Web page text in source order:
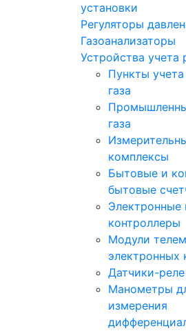
установки
Регуляторы
Газоанализаторы
Устройства учета
Пункты
газа
газа
комплексы
Бытовые и
бытовые
Электронные
контроллеры
Модули
электронных
Датчики-
Манометры
измерения